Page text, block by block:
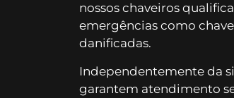
nossos chaveiros
emergências como
danificadas.
Independentemente da
garantem atendimento